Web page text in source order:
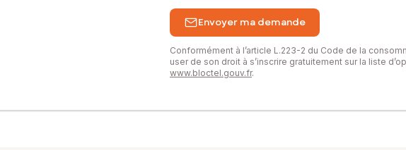
Envoyer ma demande
Conformément à l’article L.223-2 du Code de la
user de son droit à s’inscrire gratuitement sur la liste
www.bloctel.gouv.fr.